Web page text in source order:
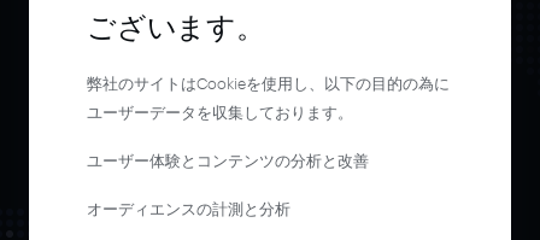
ジャーニー
調整・自動化
デモをリクエストする
ございます。
弊社のサイトはCookieを使用し、以下の目的の為に
ユーザーデータを収集しております。
ユーザー体験とコンテンツの分析と改善
オーディエンスの計測と分析